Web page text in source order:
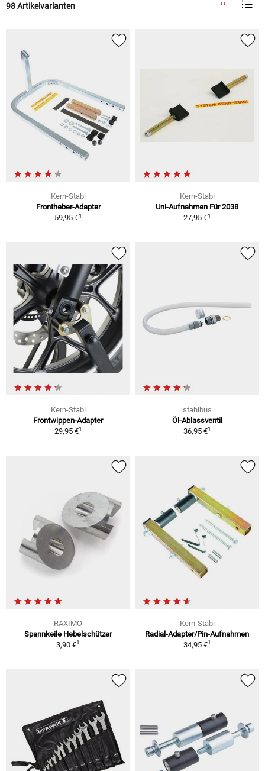
98 Artikelvarianten
Kern-Stabi
Frontheber-Adapter
59,95 €1
Kern-Stabi
Uni-Aufnahmen Für 2038
27,95 €1
Kern-Stabi
Frontwippen-Adapter
29,95 €1
stahlbus
Öl-Ablassventil
36,95 €1
RAXIMO
Spannkeile Hebelschützer
3,90 €1
Kern-Stabi
Radial-Adapter/Pin-Aufnahmen
34,95 €1